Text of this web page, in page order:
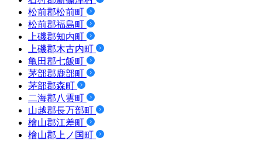
松前郡松前町
松前郡福島町
上磯郡知内町
上磯郡木古内町
亀田郡七飯町
茅部郡鹿部町
茅部郡森町
二海郡八雲町
山越郡長万部町
檜山郡江差町
檜山郡上ノ国町